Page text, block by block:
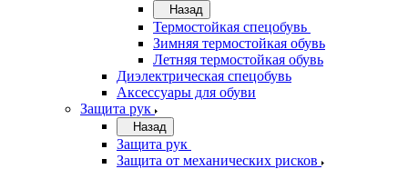
Назад
Термостойкая спецобувь
Зимняя термостойкая обувь
Летняя термостойкая обувь
Диэлектрическая спецобувь
Аксессуары для обуви
Защита рук
Назад
Защита рук
Защита от механических рисков